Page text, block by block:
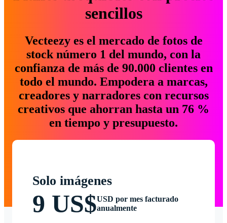
sencillos
Vecteezy es el mercado de fotos de
stock número 1 del mundo, con la
confianza de más de 90.000 clientes en
todo el mundo. Empodera a marcas,
creadores y narradores con recursos
creativos que ahorran hasta un 76 %
en tiempo y presupuesto.
Solo imágenes
9 US$USD por mes facturado
anualmente